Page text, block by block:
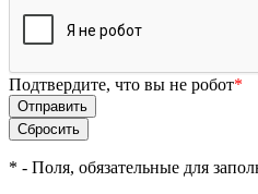
Подтвердите, что вы не робот*
* - Поля, обязательные для